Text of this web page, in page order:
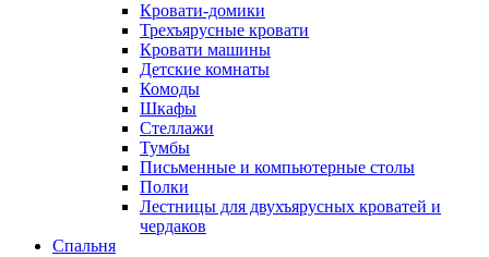
Кровати-домики
Трехъярусные кровати
Кровати машины
Детские комнаты
Комоды
Шкафы
Стеллажи
Тумбы
Письменные и компьютерные столы
Полки
Лестницы для двухъярусных кроватей и
чердаков
Спальня